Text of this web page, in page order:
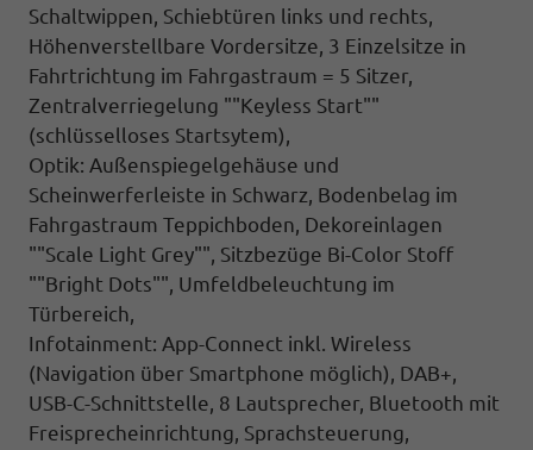
Schaltwippen, Schiebtüren links und rechts,
Höhenverstellbare Vordersitze, 3 Einzelsitze in
Fahrtrichtung im Fahrgastraum = 5 Sitzer,
Zentralverriegelung ""Keyless Start""
(schlüsselloses Startsytem),
Optik: Außenspiegelgehäuse und
Scheinwerferleiste in Schwarz, Bodenbelag im
Fahrgastraum Teppichboden, Dekoreinlagen
""Scale Light Grey"", Sitzbezüge Bi-Color Stoff
""Bright Dots"", Umfeldbeleuchtung im
Türbereich,
Infotainment: App-Connect inkl. Wireless
(Navigation über Smartphone möglich), DAB+,
USB-C-Schnittstelle, 8 Lautsprecher, Bluetooth mit
Freisprecheinrichtung, Sprachsteuerung,